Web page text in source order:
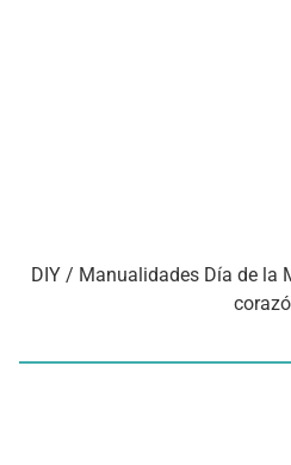
DIY / Manualidades Día de la